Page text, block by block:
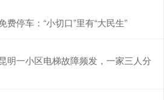
停车：“小切口”里有“大民生”
明一小区电梯故障频发，一家三人分